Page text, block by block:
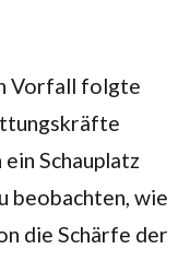
Vorfall folgte
Schauplatz
beobachten, wie
die Schärfe der